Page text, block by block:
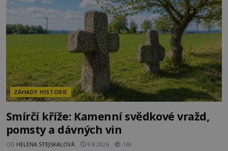
ZÁHADY HISTORIE
Smírčí kříže: Kamenní svědkové vražd,
pomsty a dávných vin
OD HELENA STEJSKALOVÁ 9.8.2026 169